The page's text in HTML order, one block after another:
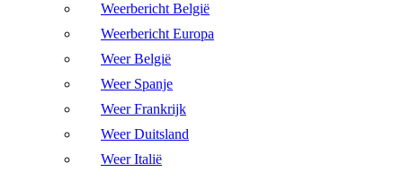
Weerbericht België
Weerbericht Europa
Weer België
Weer Spanje
Weer Frankrijk
Weer Duitsland
Weer Italië